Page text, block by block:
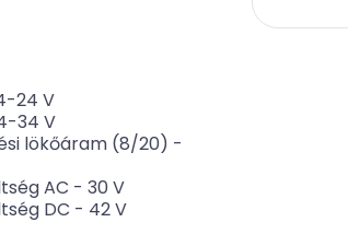
24 V
34 V
lökőáram (8/20) -
AC - 30 V
DC - 42V